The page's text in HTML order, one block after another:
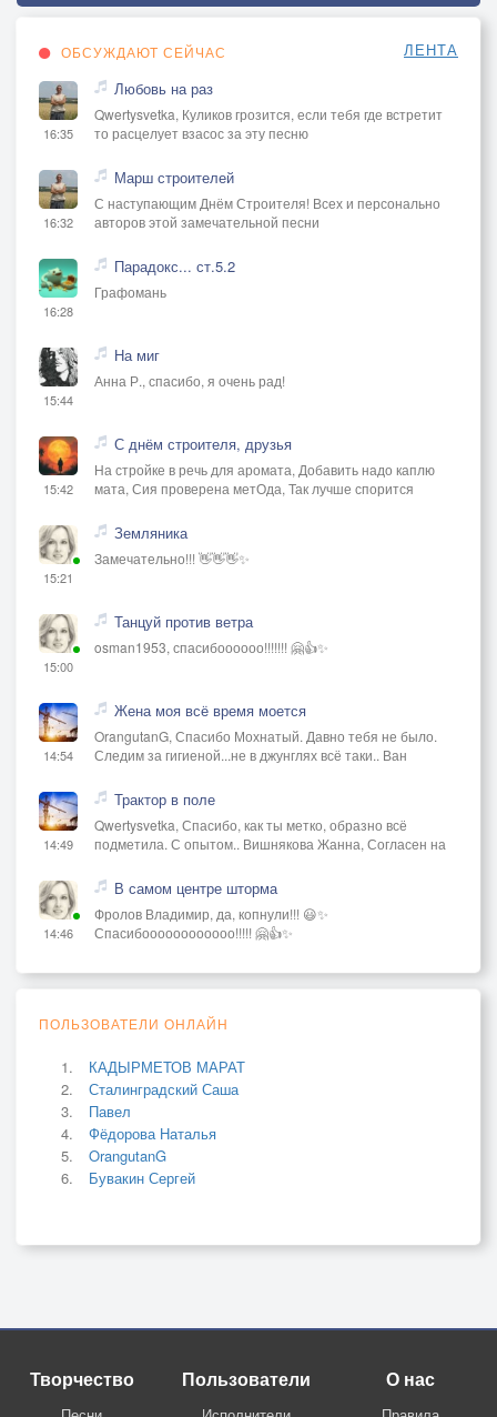
ОБСУЖДАЮТ СЕЙЧАС ЛЕНТА
16:35
Любовь на раз
Qwertysvetka, Куликов грозится, если тебя где встретит
то расцелует взасос за эту песню
16:32
Марш строителей
С наступающим Днём Строителя! Всех и персонально
авторов этой замечательной песни
16:28
Парадокс... ст.5.2
Графомань
15:44
На миг
Анна Р., спасибо, я очень рад!
15:42
С днём строителя, друзья
На стройке в речь для аромата, Добавить надо каплю
мата, Сия проверена метОда, Так лучше спорится
15:21
Земляника
Замечательно!!! 👋👋👋✨
15:00
Танцуй против ветра
osman1953, спасибоооооо!!!!!!! 🤗👍✨
14:54
Жена моя всё время моется
OrangutanG, Спасибо Мохнатый. Давно тебя не было.
Следим за гигиеной...не в джунглях всё таки.. Ван
14:49
Трактор в поле
Qwertysvetka, Спасибо, как ты метко, образно всё
подметила. С опытом.. Вишнякова Жанна, Согласен на
14:46
В самом центре шторма
Фролов Владимир, да, копнули!!! 😃✨
Спасибоооооооооооо!!!!! 🤗👍✨
ПОЛЬЗОВАТЕЛИ ОНЛАЙН
КАДЫРМЕТОВ МАРАТ
Сталинградский Саша
Павел
Фёдорова Наталья
OrangutanG
Бувакин Сергей
Творчество Пользователи О нас